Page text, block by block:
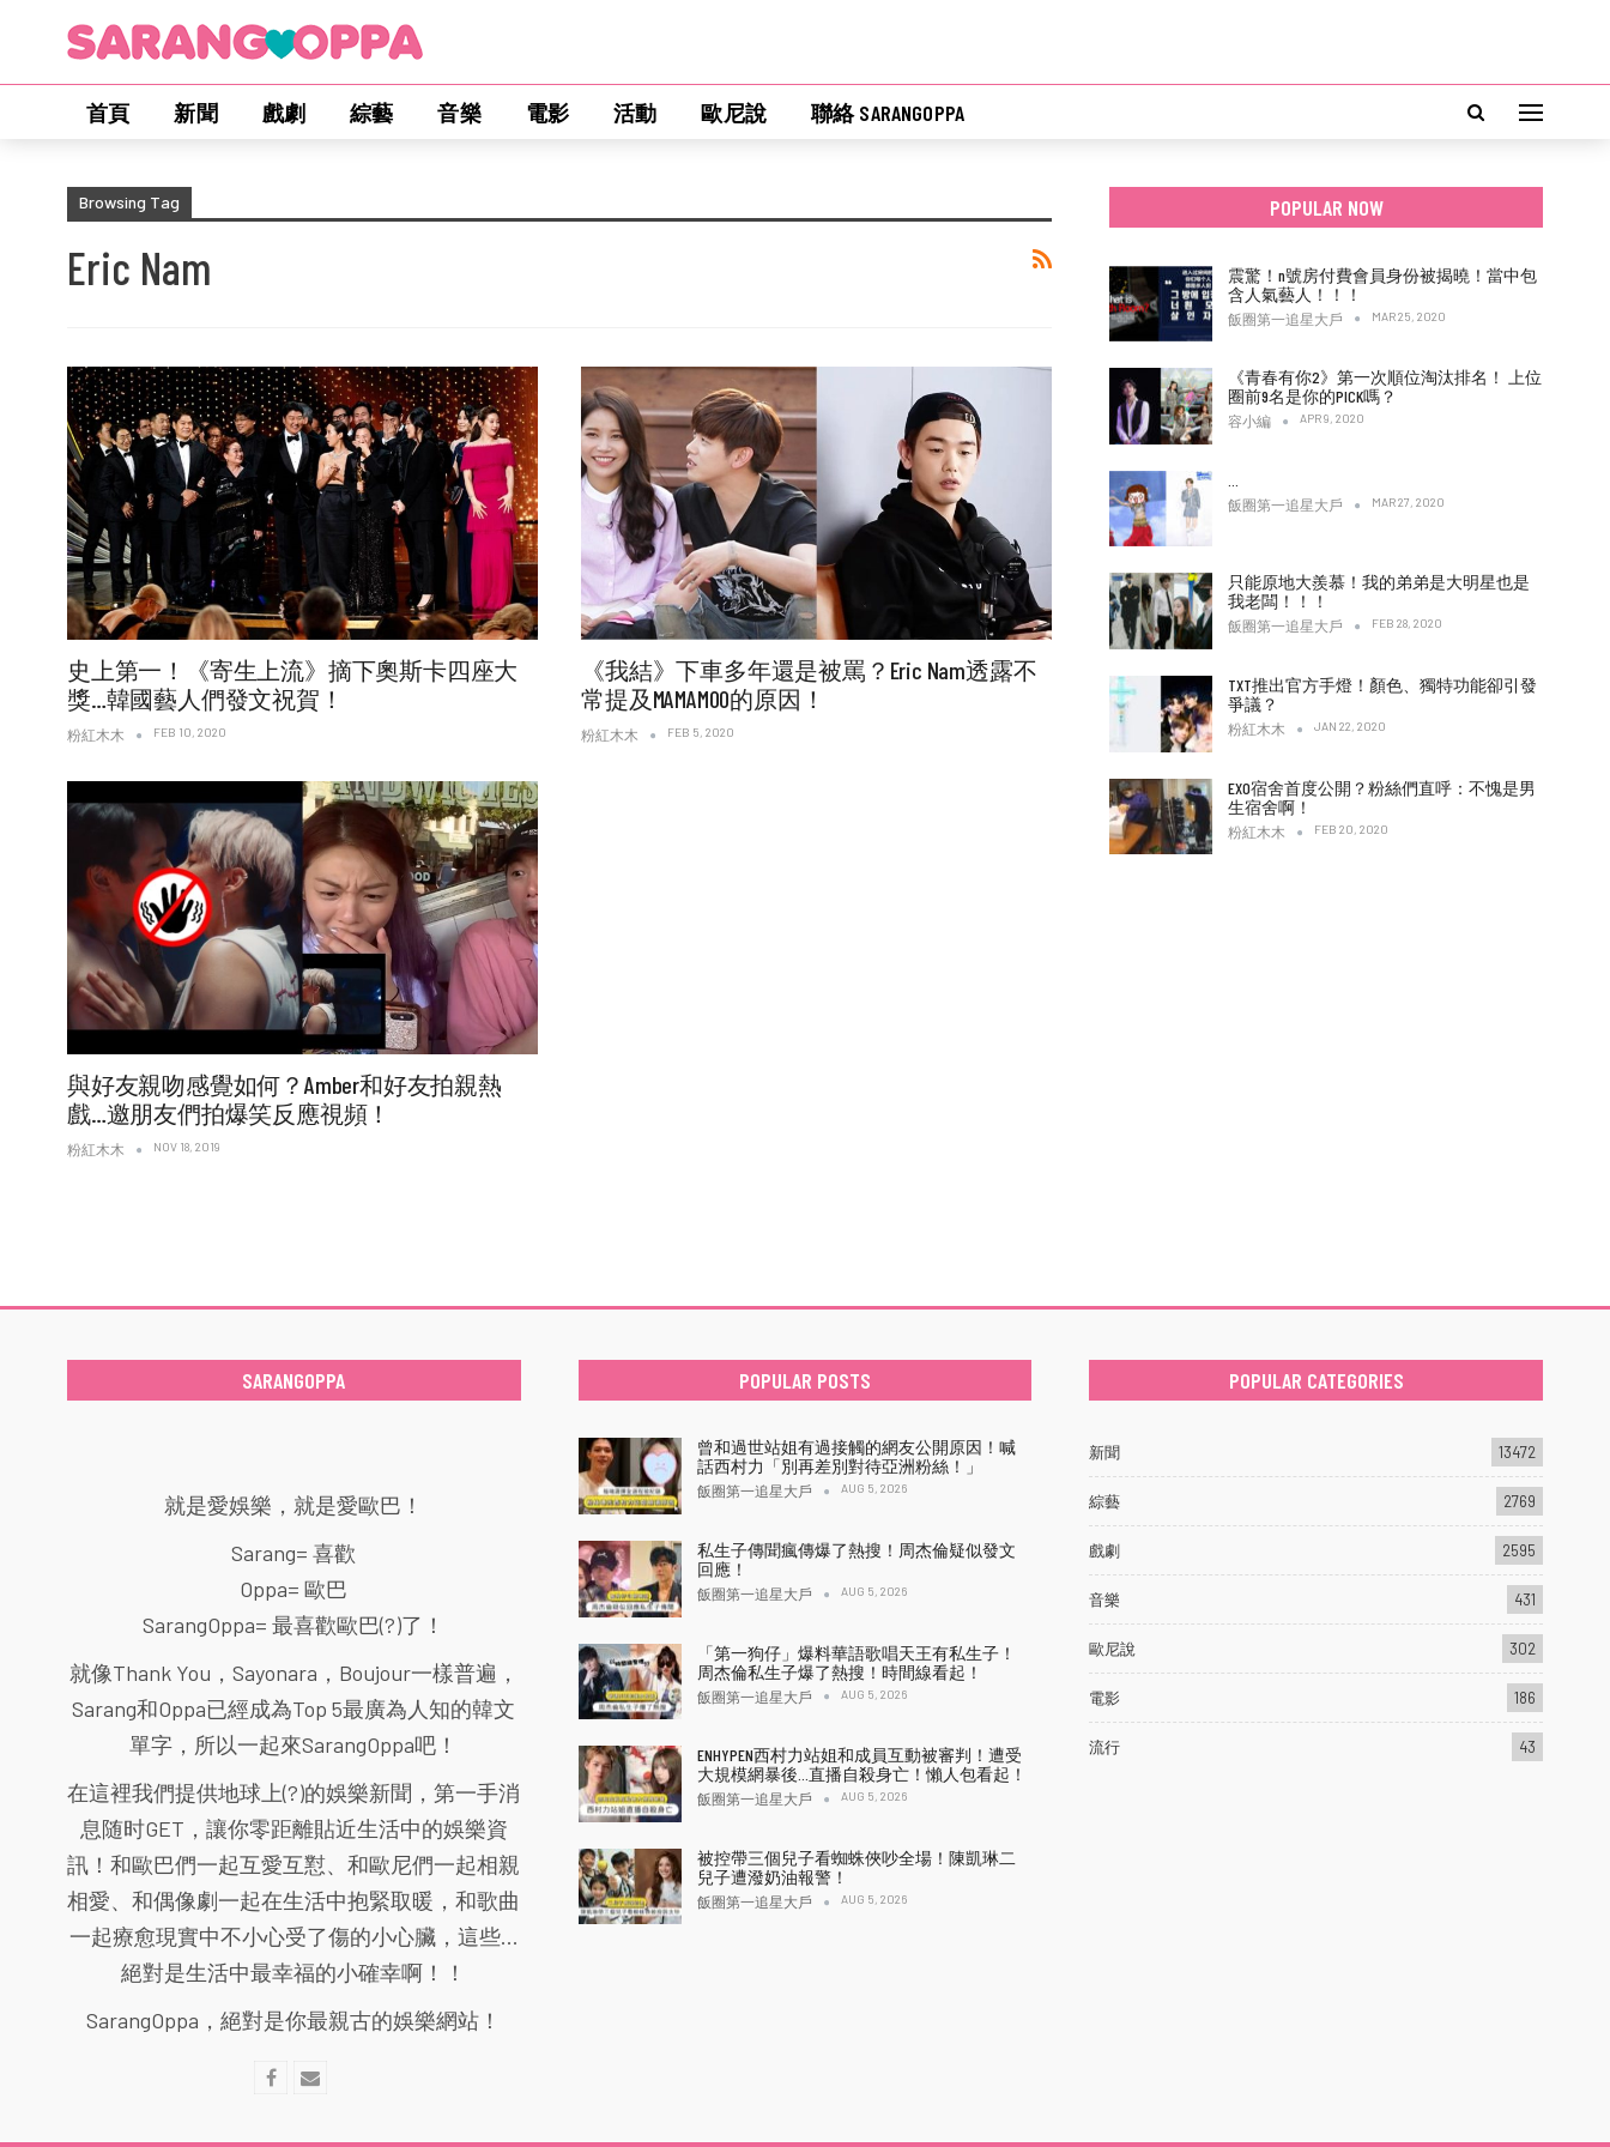
首頁 新聞 戲劇 綜藝 音樂 電影 活動 歐尼說 聯絡 SARANGOPPA
Browsing Tag
Eric Nam
史上第一！《寄生上流》摘下奧斯卡四座大
獎…韓國藝人們發文祝賀！
粉紅木木 FEB 10, 2020
《我結》下車多年還是被罵？Eric Nam透露不
常提及MAMAMOO的原因！
粉紅木木 FEB 5, 2020
與好友親吻感覺如何？Amber和好友拍親熱
戲…邀朋友們拍爆笑反應視頻！
粉紅木木 NOV 18, 2019
POPULAR NOW
震驚！n號房付費會員身份被揭曉！當中包
含人氣藝人！！！
飯圈第一追星大戶 MAR 25, 2020
《青春有你2》第一次順位淘汰排名！ 上位
圈前9名是你的PICK嗎？
容小編 APR 9, 2020
飯圈第一追星大戶 MAR 27, 2020
只能原地大羨慕！我的弟弟是大明星也是
我老闆！！！
飯圈第一追星大戶 FEB 28, 2020
TXT推出官方手燈！顏色、獨特功能卻引發
爭議？
粉紅木木 JAN 22, 2020
EXO宿舍首度公開？粉絲們直呼：不愧是男
生宿舍啊！
粉紅木木 FEB 20, 2020
SARANGOPPA
就是愛娛樂，就是愛歐巴！
Sarang= 喜歡
Oppa= 歐巴
SarangOppa= 最喜歡歐巴(?)了！
就像Thank You，Sayonara，Boujour一樣普遍，
Sarang和Oppa已經成為Top 5最廣為人知的韓文
單字，所以一起來SarangOppa吧！
在這裡我們提供地球上(?)的娛樂新聞，第一手消
息随时GET，讓你零距離貼近生活中的娛樂資
訊！和歐巴們一起互愛互懟、和歐尼們一起相親
相愛、和偶像劇一起在生活中抱緊取暖，和歌曲
一起療愈現實中不小心受了傷的小心臟，這些...
絕對是生活中最幸福的小確幸啊！！
SarangOppa，絕對是你最親古的娛樂網站！
POPULAR POSTS
曾和過世站姐有過接觸的網友公開原因！喊
話西村力「別再差別對待亞洲粉絲！」
飯圈第一追星大戶 AUG 5, 2026
私生子傳聞瘋傳爆了熱搜！周杰倫疑似發文
回應！
飯圈第一追星大戶 AUG 5, 2026
「第一狗仔」爆料華語歌唱天王有私生子！
周杰倫私生子爆了熱搜！時間線看起！
飯圈第一追星大戶 AUG 5, 2026
ENHYPEN西村力站姐和成員互動被審判！遭受
大規模網暴後…直播自殺身亡！懶人包看起！
飯圈第一追星大戶 AUG 5, 2026
被控帶三個兒子看蜘蛛俠吵全場！陳凱琳二
兒子遭潑奶油報警！
飯圈第一追星大戶 AUG 5, 2026
POPULAR CATEGORIES
新聞 13472
綜藝 2769
戲劇 2595
音樂 431
歐尼說 302
電影 186
流行 43